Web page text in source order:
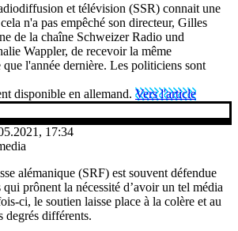
et télévision (SSR) connait une
n'a pas empêché son directeur, Gilles
de la chaîne Schweizer Radio und
Wappler, de recevoir la même
l'année dernière. Les politiciens sont
disponible en allemand. Vers l'article
17:34
alémanique (SRF) est souvent défendue
prônent la nécessité d’avoir un tel média
ci, le soutien laisse place à la colère et au
degrés différents.